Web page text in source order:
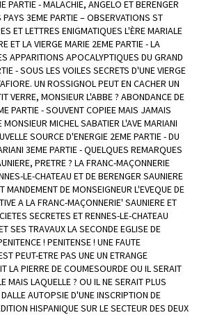
PARTIE - MALACHIE, ANGELO ET BERENGER
PAYS 3EME PARTIE – OBSERVATIONS ST
ET LETTRES ENIGMATIQUES L'ÈRE MARIALE
ET LA VIERGE MARIE 2EME PARTIE - LA
APPARITIONS APOCALYPTIQUES DU GRAND
- SOUS LES VOILES SECRETS D'UNE VIERGE
UN ROSSIGNOL PEUT EN CACHER UN
VERRE, MONSIEUR L'ABBE ? ABONDANCE DE
PARTIE - SOUVENT COPIEE MAIS JAMAIS
MONSIEUR MICHEL SABATIER L'AVE MARIANI
SOURCE D'ENERGIE 2EME PARTIE - DU
3EME PARTIE - QUELQUES REMARQUES
PRETRE ? LA FRANC-MAÇONNERIE
LE-CHATEAU ET DE BERENGER SAUNIERE
MANDEMENT DE MONSEIGNEUR L'EVEQUE DE
A LA FRANC-MAÇONNERIE' SAUNIERE ET
SECRETES ET RENNES-LE-CHATEAU
SES TRAVAUX LA SECONDE EGLISE DE
! PENITENSE ! UNE FAUTE
PEUT-ETRE PAS UNE UN ETRANGE
LA PIERRE DE COUMESOURDE OU IL SERAIT
MAIS LAQUELLE ? OU IL NE SERAIT PLUS
AUTOPSIE D'UNE INSCRIPTION DE
HISPANIQUE SUR LE SECTEUR DES DEUX